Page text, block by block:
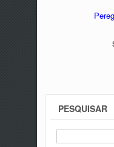
PESQUISAR